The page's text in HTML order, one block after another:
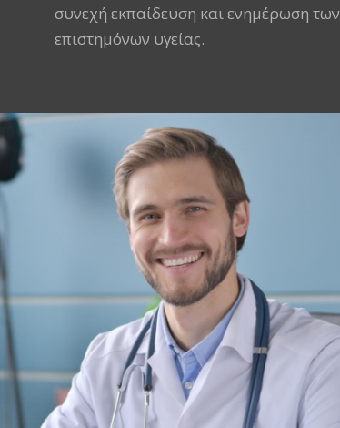
συνεχή εκπαίδευση και ενημέρωση των
επιστημόνων υγείας.